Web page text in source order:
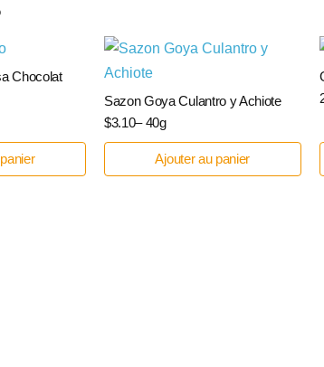
Chocolat
Sazon Goya Culantro y Achiote
$3.10– 40g
Ajouter au panier